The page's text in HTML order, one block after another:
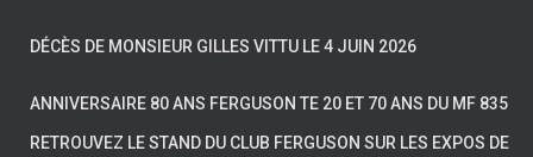
DÉCÈS DE MONSIEUR GILLES VITTU LE 4 JUIN 2026
ANNIVERSAIRE 80 ANS FERGUSON TE 20 ET 70 ANS DU MF 835
RETROUVEZ LE STAND DU CLUB FERGUSON SUR LES EXPOS DE